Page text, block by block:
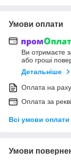
Умови оплати
Ви отримаєте
або гроші
Детальніше
Оплата на
Оплата за
Всі умови оплати
Умови